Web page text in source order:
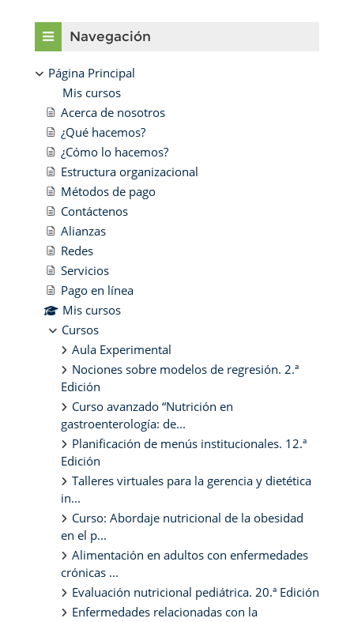
Bloques
Navegación
Página Principal
Mis cursos
Acerca de nosotros
¿Qué hacemos?
¿Cómo lo hacemos?
Estructura organizacional
Métodos de pago
Contáctenos
Alianzas
Redes
Servicios
Pago en línea
Mis cursos
Cursos
Aula Experimental
Nociones sobre modelos de regresión. 2.ª
Edición
Curso avanzado “Nutrición en
gastroenterología: de...
Planificación de menús institucionales. 12.ª
Edición
Talleres virtuales para la gerencia y dietética
in...
Curso: Abordaje nutricional de la obesidad
en el p...
Alimentación en adultos con enfermedades
crónicas ...
Evaluación nutricional pediátrica. 20.ª Edición
Enfermedades relacionadas con la